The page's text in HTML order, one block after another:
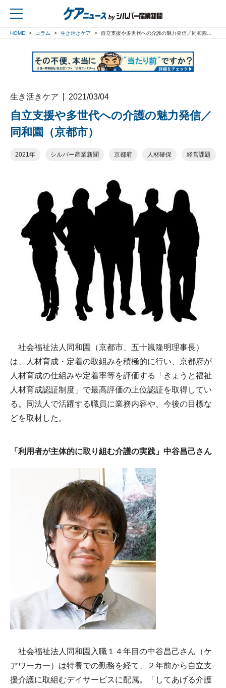
HOME コラム 生き活きケア 自立支援や多世代への介護の魅力発信／同和園（京都市）
生き活きケア 2021/03/04
自立支援や多世代への介護の魅力発信／
同和園（京都市）
2021年 シルバー産業新聞 京都府 人材確保 経営課題
社会福祉法人同和園（京都市、五十嵐隆明理事長）
は、人材育成・定着の取組みを積極的に行い、京都府が
人材育成の仕組みや定着率等を評価する「きょうと福祉
人材育成認証制度」で最高評価の上位認証を取得してい
る。同法人で活躍する職員に業務内容や、今後の目標な
どを取材した。
「利用者が主体的に取り組む介護の実践」中谷昌己さん
社会福祉法人同和園入職１４年目の中谷昌己さん（ケ
アワーカー）は特養での勤務を経て、２年前から自立支
援介護に取組むデイサービスに配属。「してあげる介護